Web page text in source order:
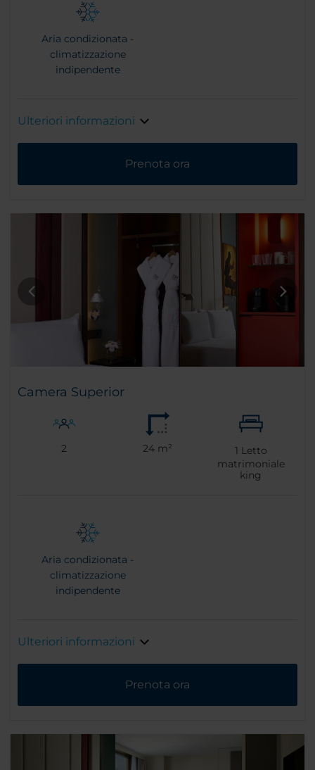
Aria condizionata -
climatizzazione
indipendente
Ulteriori informazioni
Prenota ora
Camera Superior
2 24 m² 1 Letto
matrimoniale
king
Aria condizionata -
climatizzazione
indipendente
Ulteriori informazioni
Prenota ora